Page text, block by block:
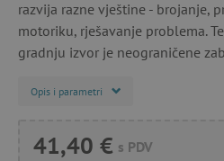
razvija razne vještine - brojanje,
motoriku, rješavanje problema.
gradnju izvor je neograničene
Opis i parametri
41,40 € s PDV